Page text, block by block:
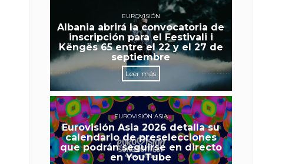
EUROVISIÓN
Albania abrirá la convocatoria de
inscripción para el Festivali i
Këngës 65 entre el 22 y el 27 de
septiembre
Leer más
EUROVISIÓN ASIA
Eurovisión Asia 2026 detalla su
calendario de preselecciones
que podrán seguirse en directo
en YouTube